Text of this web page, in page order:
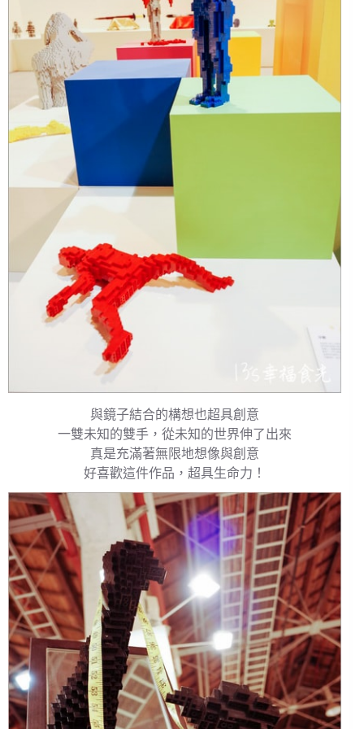
與鏡子結合的構想也超具創意
一雙未知的雙手，從未知的世界伸了出來
真是充滿著無限地想像與創意
好喜歡這件作品，超具生命力！